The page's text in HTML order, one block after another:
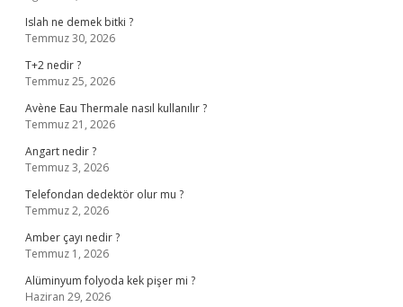
Islah ne demek bitki ?
Temmuz 30, 2026
T+2 nedir ?
Temmuz 25, 2026
Avène Eau Thermale nasıl kullanılır ?
Temmuz 21, 2026
Angart nedir ?
Temmuz 3, 2026
Telefondan dedektör olur mu ?
Temmuz 2, 2026
Amber çayı nedir ?
Temmuz 1, 2026
Alüminyum folyoda kek pişer mi ?
Haziran 29, 2026